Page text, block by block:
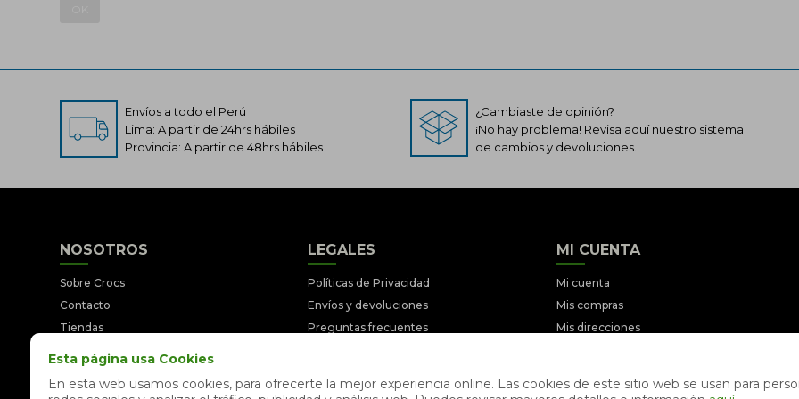
Esta página usa Cookies
En esta web usamos cookies, para ofrecerte la mejor experiencia online. Las cookies de este sitio web se usan para
Envíos a todo el Perú
Lima: A partir de 24hrs hábiles
Provincia: A partir de 48hrs hábiles
¿Cambiaste de opinión?
¡No hay problema! Revisa aquí nuestro sistema
de cambios y devoluciones.
NOSOTROS
Sobre Crocs
Contacto
Tiendas
LEGALES
Políticas de Privacidad
Envíos y devoluciones
Preguntas frecuentes
MI CUENTA
Mi cuenta
Mis compras
Mis direcciones